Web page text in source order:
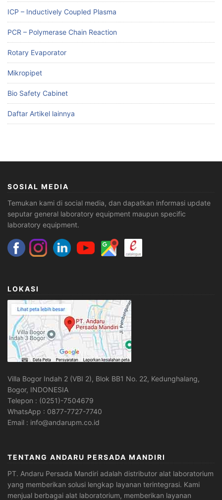
ICP – Inductively Coupled Plasma
PCR – Polymerase Chain Reaction
Rotary Evaporator
Mikropipet
Bio Safety Cabinet
Daftar Artikel lainnya
SOSIAL MEDIA
Temukan kami di social media, dan dapatkan informasi update
seputar general laboratory equipment maupun specific
laboratory equipment.
LOKASI
Villa Bogor Indah 2 (VBI 2), Blok BB1 No. 22, Kedunghalang,
Bogor, INDONESIA
Telepon : (0251)-7504679
WhatsApp : 0877-7727-7740
Email : info@andarupm.co.id
TENTANG ANDARU PERSADA MANDIRI
PT. Andaru Persada Mandiri adalah distributor alat laboratorium
yang memberikan solusi lengkap layanan terintegrasi. Kami
menjual berbagai alat laboratorium, memberikan layanan